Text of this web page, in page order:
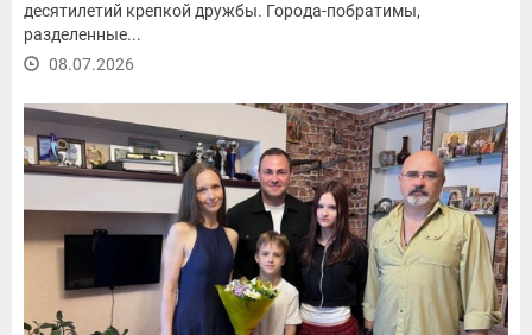
десятилетий крепкой дружбы. Города-побратимы,
разделенные...
08.07.2026